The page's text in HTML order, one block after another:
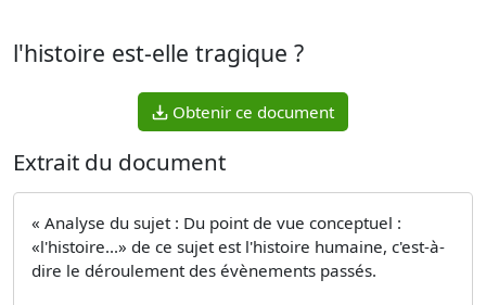
l'histoire est-elle tragique ?
Obtenir ce document
Extrait du document
« Analyse du sujet : Du point de vue conceptuel :
«l'histoire...» de ce sujet est l'histoire humaine, c'est-à-
dire le déroulement des évènements passés.